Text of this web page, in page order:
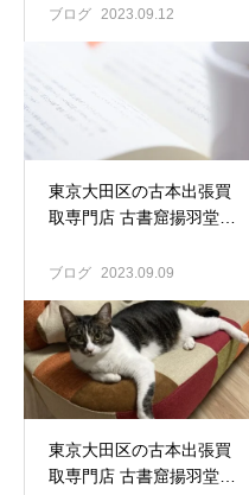
も是非ご相談ください。
ブログ 2023.09.12
東京大田区の古本出張買
取専門店 古書窟揚羽堂｜
ブログ 2023.09.09
東京大田区の古本出張買
取専門店 古書窟揚羽堂｜